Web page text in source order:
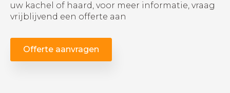
uw kachel of haard, voor meer informatie, vraag
vrijblijvend een offerte aan
Offerte aanvragen